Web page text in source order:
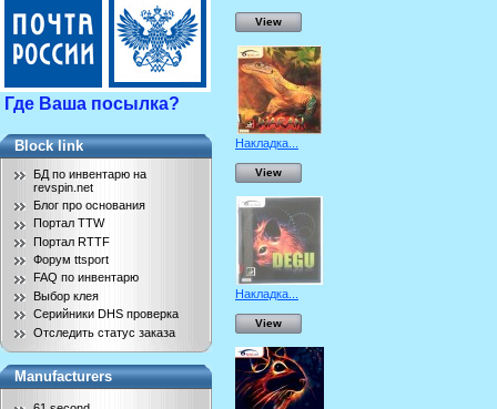
Где Ваша посылка?
Block link
БД по инвентарю на
revspin.net
Блог про основания
Портал TTW
Портал RTTF
Форум ttsport
FAQ по инвентарю
Выбор клея
Серийники DHS проверка
Отследить статус заказа
Manufacturers
View
Накладка...
View
Накладка...
View